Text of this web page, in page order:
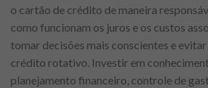
o cartão de crédito de maneira
como funcionam os juros e os custos
tomar decisões mais conscientes e
crédito rotativo. Investir em
planejamento financeiro, controle de